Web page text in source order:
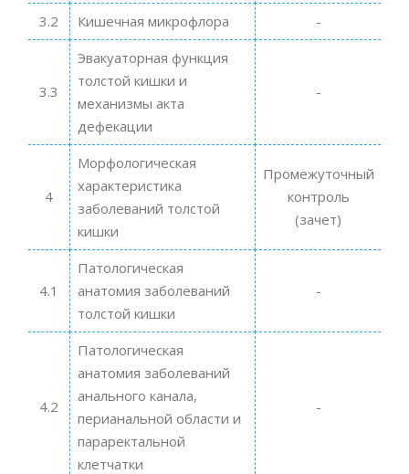
3.2
Кишечная микрофлора -
3.3
Эвакуаторная функция
толстой кишки и
механизмы акта
дефекации
-
4
Морфологическая
характеристика
заболеваний толстой
кишки
Промежуточный
контроль
(зачет)
4.1
Патологическая
анатомия заболеваний
толстой кишки
-
4.2
Патологическая
анатомия заболеваний
анального канала,
перианальной области и
параректальной
клетчатки
-